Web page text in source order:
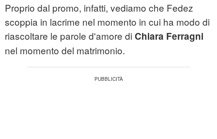
Proprio dal promo, infatti, vediamo che Fedez
scoppia in lacrime nel momento in cui ha modo di
riascoltare le parole d'amore di Chiara Ferragni
nel momento del matrimonio.